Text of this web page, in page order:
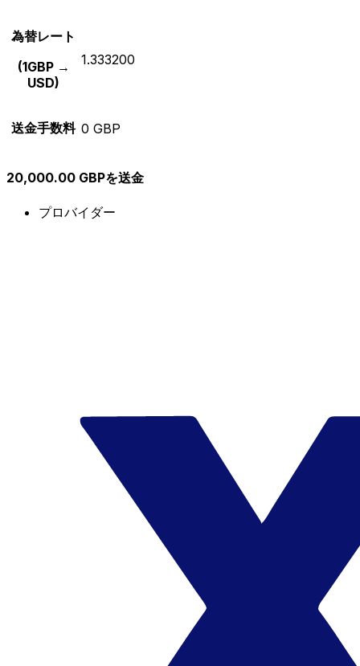
為替レート
(1GBP →
USD)
1.333200
送金手数料 0 GBP
20,000.00 GBPを送金
プロバイダー